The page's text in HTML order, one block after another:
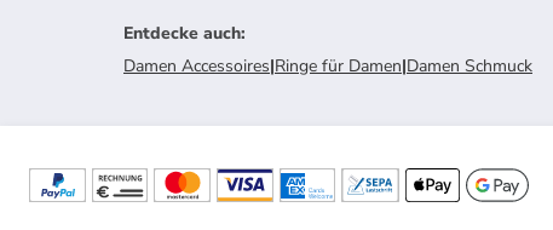
Entdecke auch:
Damen Accessoires|Ringe für Damen|Damen Schmuck